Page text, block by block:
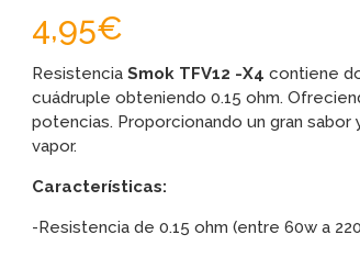
4,95€
Resistencia Smok TFV12 -X4 contiene
cuádruple obteniendo 0.15 ohm.
potencias. Proporcionando un gran sabor
vapor.
Características:
-Resistencia de 0.15 ohm (entre 60w a